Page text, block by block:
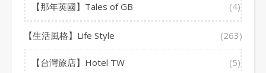
【那年英國】Tales of GB (4)
【生活風格】Life Style (263)
【台灣旅店】Hotel TW (5)